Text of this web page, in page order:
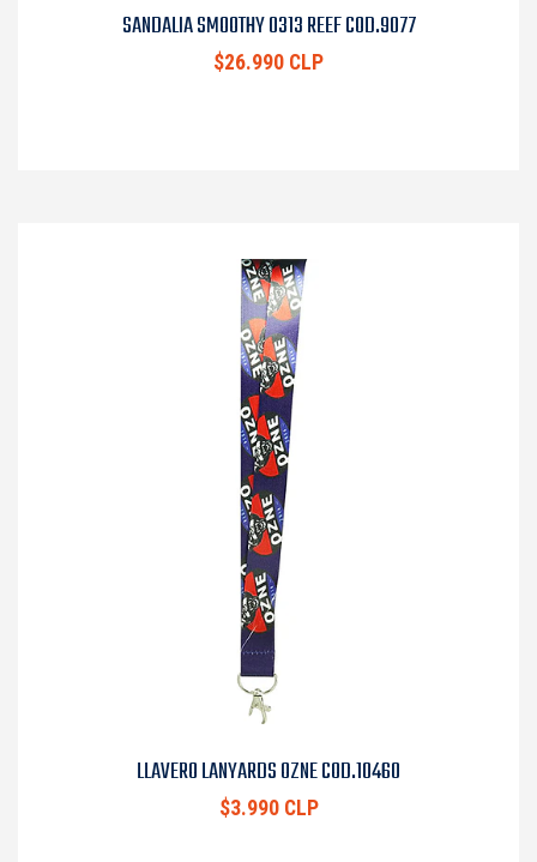
SANDALIA SMOOTHY 0313 REEF COD.9077
$26.990 CLP
LLAVERO LANYARDS OZNE COD.10460
$3.990 CLP